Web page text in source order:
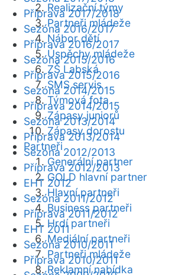
Realizační týmy
Partneři mládeže
Nábor dětí
Úspěchy mládeže
ZŠ Labská
SMS servis
Týmová fota
Zápasy juniorů
Zápasy dorostu
Partneři
Generální partner
GOLD hlavní partner
Hlavní partneři
Business partneři
Hrdí partneři
Mediální partneři
Partneři mládeže
Reklamní nabídka
Příprava 2017/2018
Sezóna 2016/2017
Příprava 2016/2017
Sezóna 2015/2016
Příprava 2015/2016
Sezóna 2014/2015
Příprava 2014/2015
Sezóna 2013/2014
Příprava 2013/2014
Sezóna 2012/2013
Příprava 2012/2013
EHT 2012
Sezóna 2011/2012
Příprava 2011/2012
EHT 2011
Sezóna 2010/2011
Příprava 2010/2011